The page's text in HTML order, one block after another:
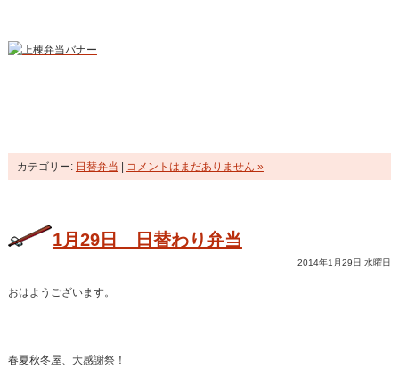
カテゴリー: 日替弁当 コメントはまだありません »
1月29日 日替わり弁当
2014年1月29日 水曜日
おはようございます。
春夏秋冬屋、大感謝祭！